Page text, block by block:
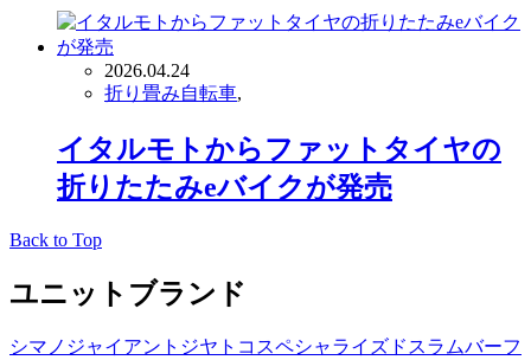
2026.04.24
折り畳み自転車,
イタルモトからファットタイヤの
折りたたみeバイクが発売
Back to Top
ユニットブランド
シマノ ジャイアント ジヤトコ スペシャライズドスラムバーフ